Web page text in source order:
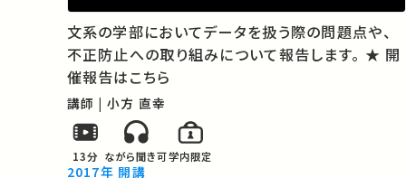
文系の学部においてデータを扱う際の問題点や、
不正防止への取り組みについて報告します。 ★ 開
催報告はこちら
講師 | 小方 直幸
13分 ながら聞き可学内限定
2017年 開講